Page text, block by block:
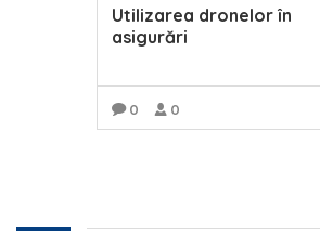
Utilizarea dronelor în
asigurări
0 0